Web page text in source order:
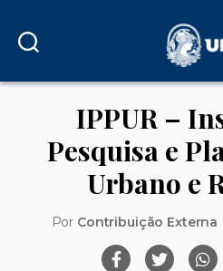
IPPUR –
Pesquisa e
Urbano e
Por Contribuição Externa